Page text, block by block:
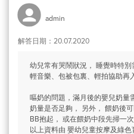
admin
解答日期：20.07.2020
幼兒常有哭鬧狀況， 睡覺時特
輕音樂、包被包裏、輕拍協助再
嘔奶的問題，滿月後的嬰兒奶量
奶量是否足夠， 另外， 餵奶後
BB抱起， 或在餵奶中段先掃一
以上資料由 嬰幼兒童按摩及綠